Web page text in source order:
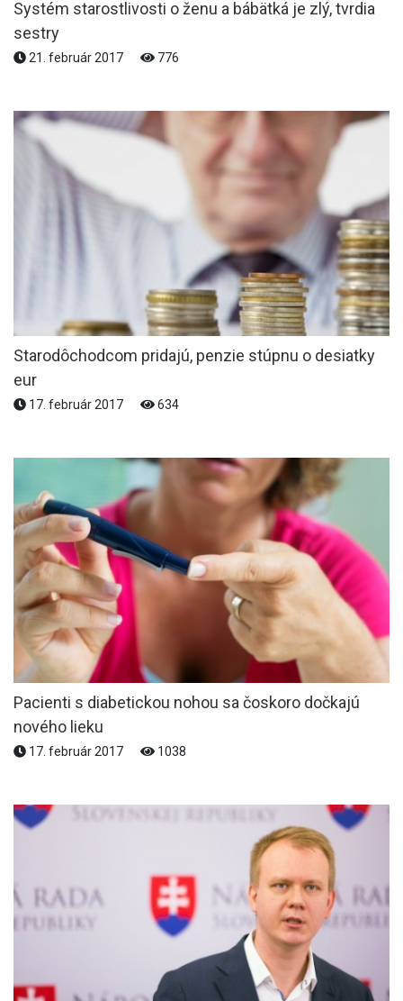
Systém starostlivosti o ženu a bábätká je zlý, tvrdia
sestry
21. február 2017 776
Starodôchodcom pridajú, penzie stúpnu o desiatky
eur
17. február 2017 634
Pacienti s diabetickou nohou sa čoskoro dočkajú
nového lieku
17. február 2017 1038